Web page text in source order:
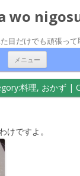
wo
目だけでも頑張って
メニュー
料理, おかず |
けですよ。